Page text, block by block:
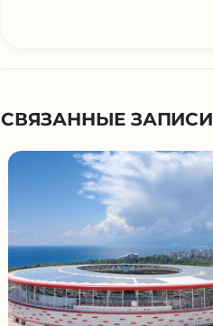
СВЯЗАННЫЕ ЗАПИСИ